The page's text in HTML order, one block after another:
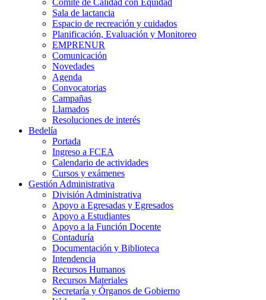
Sala de lactancia
Espacio de recreación y cuidados
Planificación, Evaluación y Monitoreo
EMPRENUR
Comunicación
Novedades
Agenda
Convocatorias
Campañas
Llamados
Resoluciones de interés
Bedelía
Portada
Ingreso a FCEA
Calendario de actividades
Cursos y exámenes
Gestión Administrativa
División Administrativa
Apoyo a Egresadas y Egresados
Apoyo a Estudiantes
Apoyo a la Función Docente
Contaduría
Documentación y Biblioteca
Intendencia
Recursos Humanos
Recursos Materiales
Secretaría y Órganos de Gobierno